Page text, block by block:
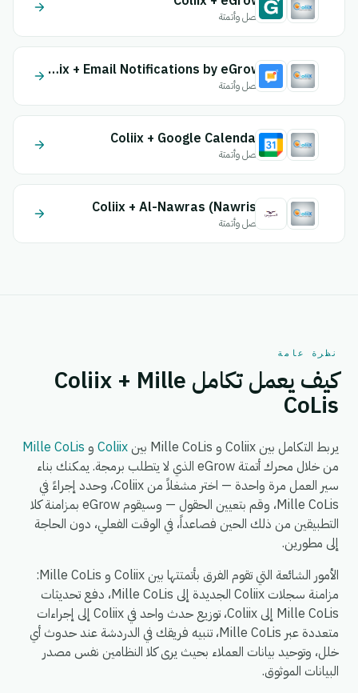
اتصل وأتمتة
Coliix + Email Notifications by eGrow
اتصل وأتمتة
Coliix + Google Calendar
اتصل وأتمتة
Coliix + Al-Nawras (Nawris)
اتصل وأتمتة
نظرة عامة
كيف يعمل تكامل Coliix + Mille
CoLis
يربط التكامل بين Coliix و Mille CoLis بين Coliix و Mille CoLis
من خلال محرك أتمتة eGrow الذي لا يتطلب برمجة. يمكنك بناء
سير العمل مرة واحدة — اختر مشغلاً من Coliix، وحدد إجراءً في
Mille CoLis، وقم بتعيين الحقول — وسيقوم eGrow بمزامنة كلا
التطبيقين من ذلك الحين فصاعداً، في الوقت الفعلي، دون الحاجة
إلى مطورين.
الأمور الشائعة التي تقوم الفرق بأتمتتها بين Coliix و Mille CoLis:
مزامنة سجلات Coliix الجديدة إلى Mille CoLis، دفع تحديثات
Mille CoLis إلى Coliix، توزيع حدث واحد في Coliix إلى إجراءات
متعددة عبر Mille CoLis، تنبيه فريقك في الدردشة عند حدوث أي
خلل، وتوحيد بيانات العملاء بحيث يرى كلا النظامين نفس مصدر
البيانات الموثوق.